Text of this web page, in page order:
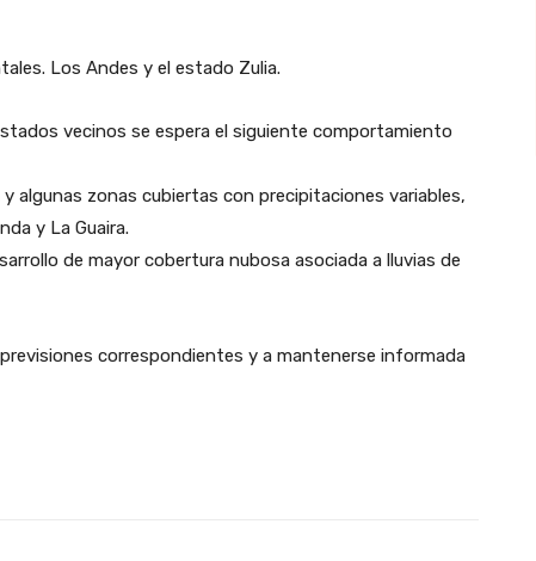
​Los Andes y el estado Zulia.
vecinos se espera el siguiente comportamiento
algunas zonas cubiertas con precipitaciones variables,
y La Guaira.
de mayor cobertura nubosa asociada a lluvias de
correspondientes y a mantenerse informada